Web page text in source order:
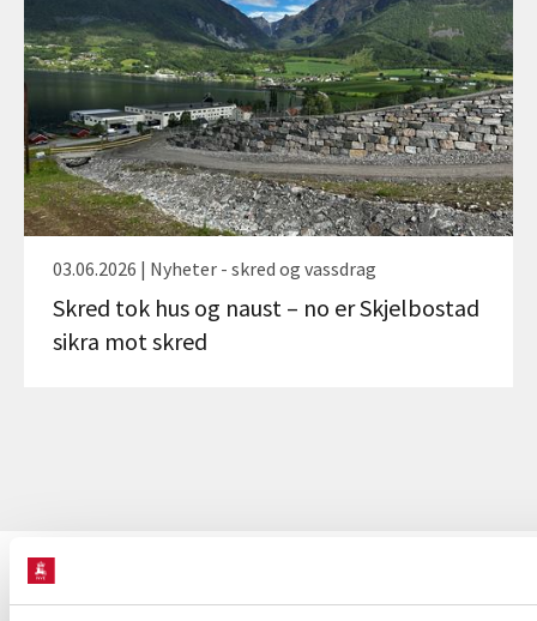
03.06.2026 | Nyheter - skred og vassdrag
Skred tok hus og naust – no er Skjelbostad
sikra mot skred